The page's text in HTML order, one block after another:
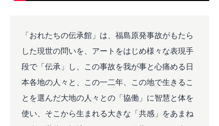
「おれたちの伝承館」は、福島原発事故がもたら
した現世の問いを、アートをはじめ様々な表現手
段で「伝承」し、この事故を我が事と心痛める日
本各地の人々と、この一二年、この地で生きるこ
とを選んだ大地の人々との「協働」に智慧と体を
使い、そこから生まれる大きな「共感」をあまね